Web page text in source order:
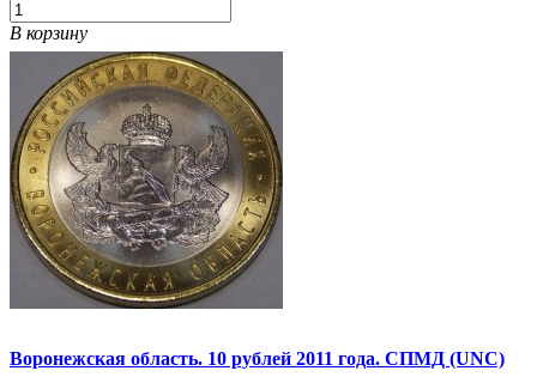
В корзину
Воронежская область. 10 рублей 2011 года. СПМД (UNC)